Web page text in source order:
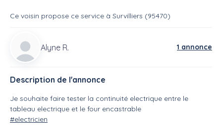
Ce voisin propose ce service à Survilliers (95470)
Alyne R. 1 annonce
Description de l'annonce
Je souhaite faire tester la continuité electrique entre le
tableau electrique et le four encastrable
#electricien